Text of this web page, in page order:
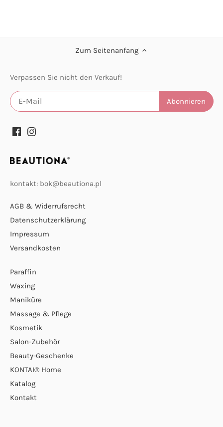
Zum Seitenanfang
Verpassen Sie nicht den Verkauf!
kontakt: bok@beautiona.pl
AGB & Widerrufsrecht
Datenschutzerklärung
Impressum
Versandkosten
Paraffin
Waxing
Maniküre
Massage & Pflege
Kosmetik
Salon-Zubehör
Beauty-Geschenke
KONTAI® Home
Katalog
Kontakt